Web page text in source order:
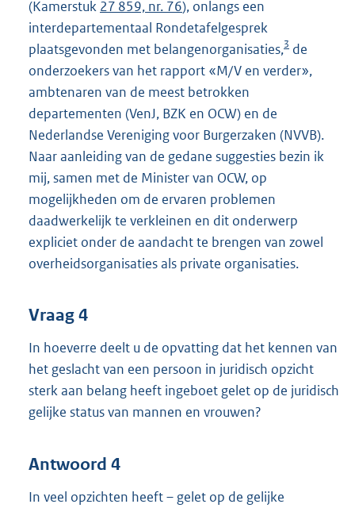
(Kamerstuk 27 859, nr. 76), onlangs een
interdepartementaal Rondetafelgesprek
plaatsgevonden met belangenorganisaties,3 de
onderzoekers van het rapport «M/V en verder»,
ambtenaren van de meest betrokken
departementen (VenJ, BZK en OCW) en de
Nederlandse Vereniging voor Burgerzaken (NVVB).
Naar aanleiding van de gedane suggesties bezin ik
mij, samen met de Minister van OCW, op
mogelijkheden om de ervaren problemen
daadwerkelijk te verkleinen en dit onderwerp
expliciet onder de aandacht te brengen van zowel
overheidsorganisaties als private organisaties.
Vraag 4
In hoeverre deelt u de opvatting dat het kennen van
het geslacht van een persoon in juridisch opzicht
sterk aan belang heeft ingeboet gelet op de juridisch
gelijke status van mannen en vrouwen?
Antwoord 4
In veel opzichten heeft – gelet op de gelijke